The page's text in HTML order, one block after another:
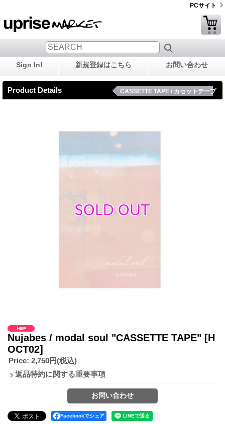
PCサイト
Sign In! 新規登録はこちら お問い合わせ
Product Details CASSETTE TAPE / カセットテープ
Nujabes / modal soul "CASSETTE TAPE" [H
OCT02]
Price: 2,750円(税込)
返品特約に関する重要事項
Facebookでシェア